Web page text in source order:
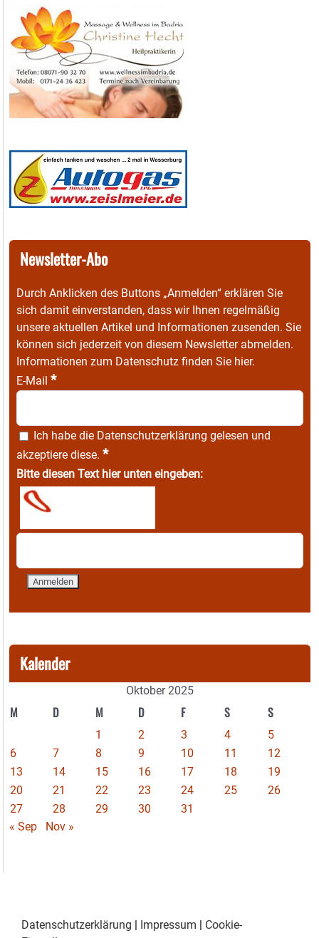
Newsletter-Abo
Durch Anklicken des Buttons „Anmelden“ erklären Sie
sich damit einverstanden, dass wir Ihnen regelmäßig
unsere aktuellen Artikel und Informationen zusenden. Sie
können sich jederzeit von diesem Newsletter abmelden.
Informationen zum Datenschutz finden Sie hier.
E-Mail *
Ich habe die Datenschutzerklärung gelesen und
akzeptiere diese. *
Bitte diesen Text hier unten eingeben:
Kalender
Oktober 2025
M D M D F S S
1 2 3 4
5
6
7 8 9 10 11
12
13
14 15 16 17 18
19
20
21 22 23 24 25
26
27
28 29 30
31
« Sep
Nov »
Datenschutzerklärung | Impressum | Cookie-